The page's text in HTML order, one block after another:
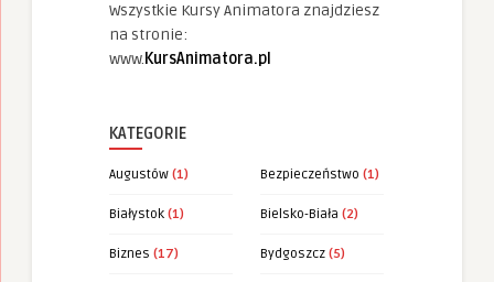
Wszystkie Kursy Animatora znajdziesz
na stronie:
www.KursAnimatora.pl
KATEGORIE
Augustów (1) Bezpieczeństwo (1)
Białystok (1) Bielsko-Biała (2)
Biznes (17) Bydgoszcz (5)